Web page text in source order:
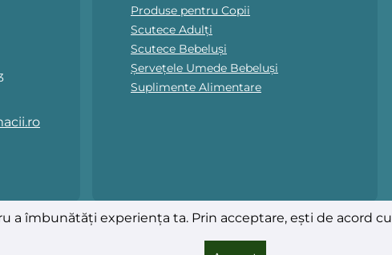
Produse pentru Copii
Scutece Adulți
Scutece Bebeluși
Șervețele Umede Bebeluși
Suplimente Alimentare
a îmbunătăți experiența ta. Prin acceptare, ești de acord cu